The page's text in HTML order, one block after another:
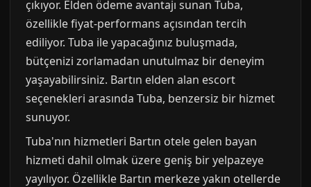
çıkıyor. Elden ödeme avantajı sunan Tuba,
özellikle fiyat-performans açısından tercih
ediliyor. Tuba ile yapacağınız buluşmada,
bütçenizi zorlamadan unutulmaz bir deneyim
yaşayabilirsiniz. Bartın elden alan escort
seçenekleri arasında Tuba, benzersiz bir hizmet
sunuyor.
Tuba'nın hizmetleri Bartın otele gelen bayan
hizmeti dahil olmak üzere geniş bir yelpazeye
yayılıyor. Özellikle Bartın merkeze yakın otellerde